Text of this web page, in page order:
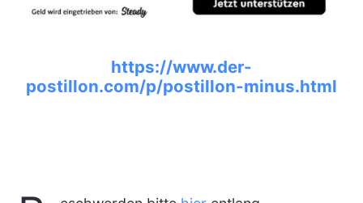
https://www.der-
postillon.com/p/postillon-minus.html